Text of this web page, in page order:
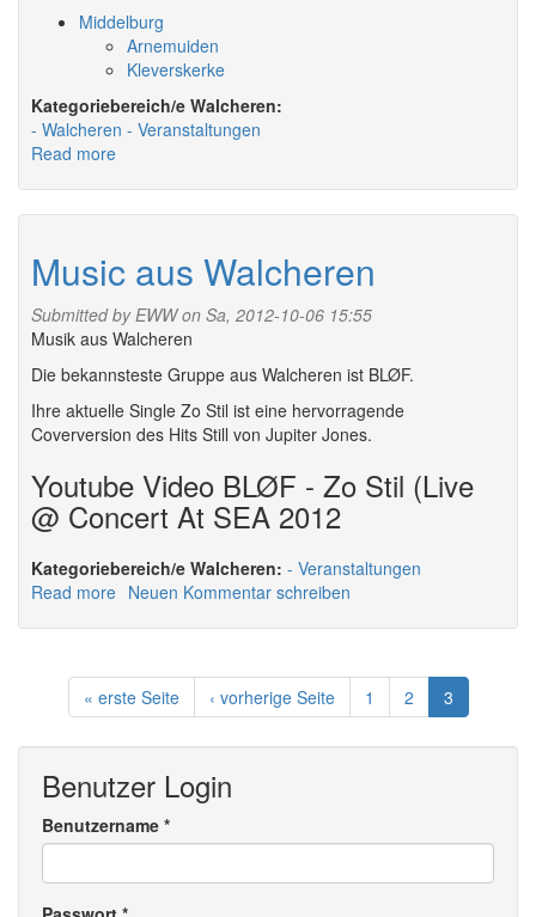
Middelburg
Arnemuiden
Kleverskerke
Walcheren:
Walcheren
Veranstaltungen
Read more
Music aus Walcheren
Submitted byEWWon Sa, 2012-10-06 15:55
Musik aus Walcheren
Die bekannsteste Gruppe aus Walcheren ist BLØF.
Ihre aktuelle Single Zo Stil ist eine hervorragende
Coverversion des Hits Still von Jupiter Jones.
Youtube Video BLØF - Zo Stil (Live
@ Concert At SEA 2012
Walcheren:
Veranstaltungen
Read more about
Neuen Kommentar schreiben
« erste Seite ‹ vorherige Seite 1 2 3
Benutzer Login
Benutzername *